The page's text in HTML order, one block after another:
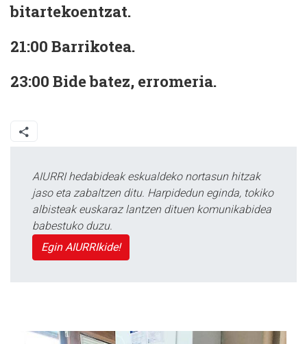
bitartekoentzat.
21:00 Barrikotea.
23:00 Bide batez, erromeria.
AIURRI hedabideak eskualdeko nortasun hitzak
jaso eta zabaltzen ditu. Harpidedun eginda, tokiko
albisteak euskaraz lantzen dituen komunikabidea
babestuko duzu.
Egin AIURRIkide!